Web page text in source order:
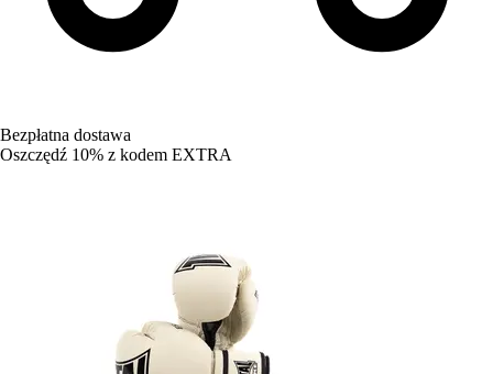
Bezpłatna dostawa
Oszczędź 10% z kodem EXTRA